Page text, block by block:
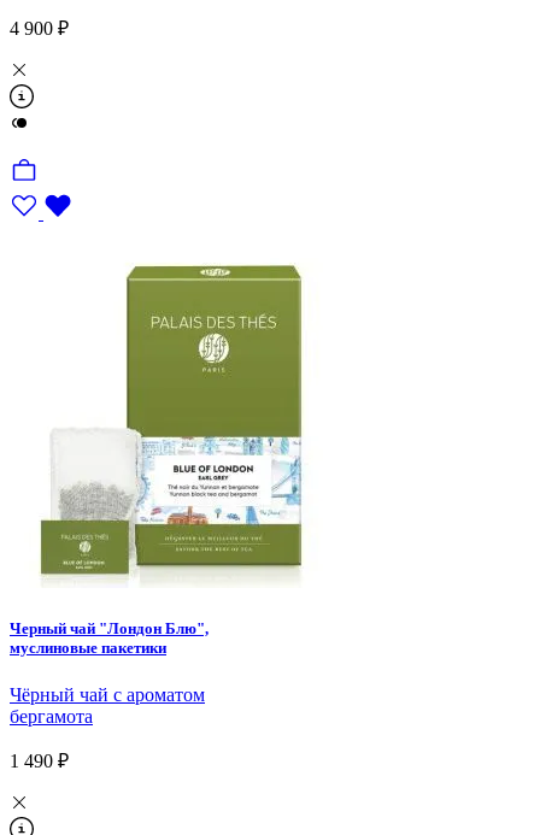
4 900 ₽
Черный чай "Лондон Блю",
муслиновые пакетики
Чёрный чай с ароматом
бергамота
1 490 ₽